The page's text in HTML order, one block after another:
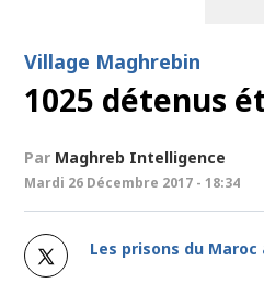
Village Maghrebin
1025 détenus
Par Maghreb Intelligence
Mardi 26 Décembre 2017 - 18:34
Les prisons du